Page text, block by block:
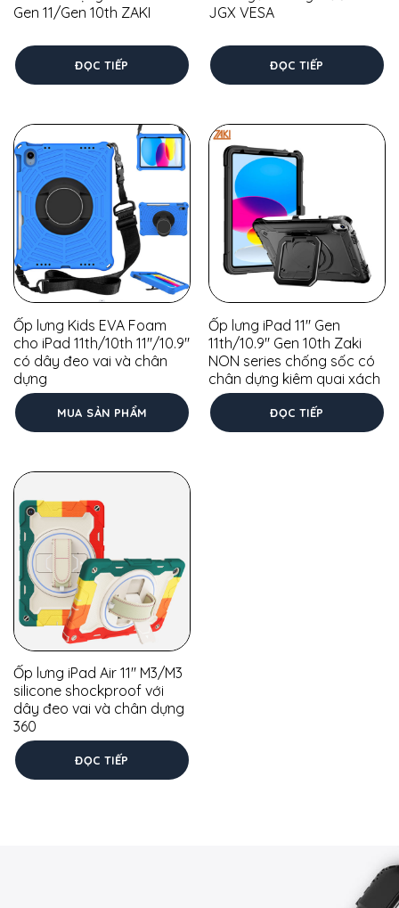
Gen 11/Gen 10th ZAKI
ĐỌC TIẾP
JGX VESA
ĐỌC TIẾP
Ốp lưng Kids EVA Foam
cho iPad 11th/10th 11″/10.9″
có dây đeo vai và chân
dựng
MUA SẢN PHẨM
Ốp lưng iPad 11″ Gen
11th/10.9″ Gen 10th Zaki
NON series chống sốc có
chân dựng kiêm quai xách
ĐỌC TIẾP
Ốp lưng iPad Air 11″ M3/M3
silicone shockproof với
dây đeo vai và chân dựng
360
ĐỌC TIẾP